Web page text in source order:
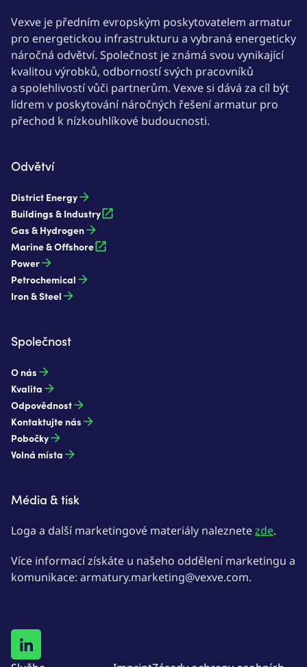
Vexve je předním evropským poskytovatelem armatur
pro energetickou infrastrukturu a vybraná energeticky
náročná odvětví. Společnost je známá svou vynikající
kvalitou výrobků, odborností svých pracovníků
a spolehlivostí vůči partnerům. Vexve si dává za cíl být
lídrem v poskytování náročných řešení armatur pro
přechod k nízkouhlíkové budoucnosti.
Odvětví
District Energy
Buildings & Industry
Gas & Hydrogen
Marine & Offshore
Power
Petrochemical
Iron & Steel
Společnost
O nás
Kvalita
Odpovědnost
Kontaktujte nás
Pobočky
Volná místa
Média & tisk
Loga a další marketingové materiály naleznetezde.
Více informací získáte u našeho oddělení marketingu a
komunikace: armatury.marketing@vexve.com.